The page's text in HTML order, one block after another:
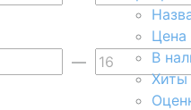
—
Цена
В